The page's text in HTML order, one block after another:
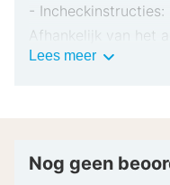
- Incheckinstructies:
Afhankelijk van het
extra personen een
pinpas of borgsom
Lees meerBelangrijke
Nog geen